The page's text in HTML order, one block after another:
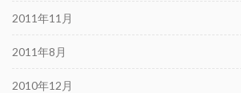
2011年11月
2011年8月
2010年12月